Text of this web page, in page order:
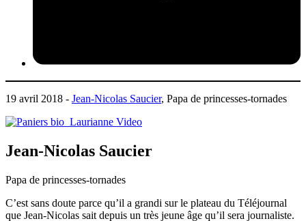
19 avril 2018 - Jean-Nicolas Saucier, Papa de princesses-tornades
Jean-Nicolas Saucier
Papa de princesses-tornades
C’est sans doute parce qu’il a grandi sur le plateau du Téléjournal
que Jean-Nicolas sait depuis un très jeune âge qu’il sera journaliste.